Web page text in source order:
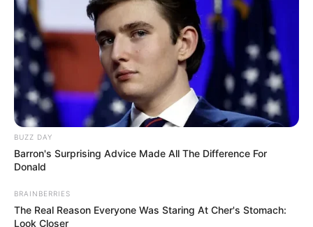
BUZZ DAY
Barron's Surprising Advice Made All The Difference For
Donald
BRAINBERRIES
The Real Reason Everyone Was Staring At Cher's Stomach:
Look Closer